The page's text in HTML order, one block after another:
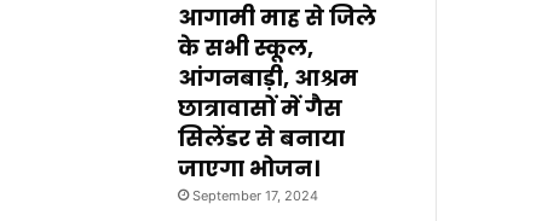
आगामी माह से जिले
के सभी स्कूल,
आंगनबाड़ी, आश्रम
छात्रावासों में गैस
सिलेंडर से बनाया
जाएगा भोजन।
September 17, 2024